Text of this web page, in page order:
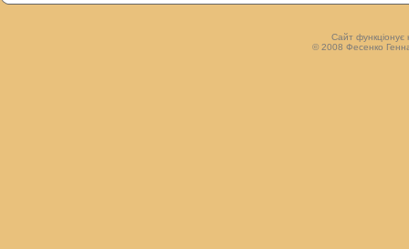
Сайт функціонує
© 2008 Фесенко